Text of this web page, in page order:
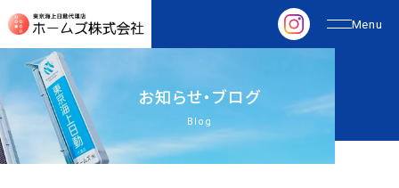
お知らせ・ブログ
Blog